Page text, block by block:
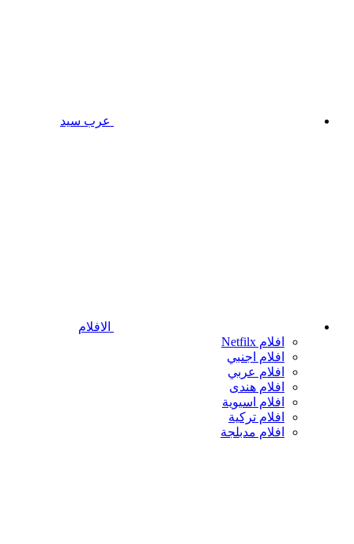
عرب سيد
الافلام
افلام Netfilx
افلام اجنبي
افلام عربي
افلام هندى
افلام اسيوية
افلام تركية
افلام مدبلجة